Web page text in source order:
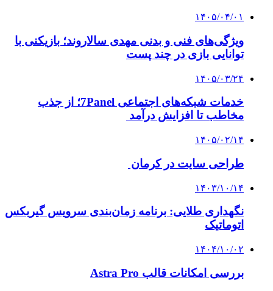
۱۴۰۵/۰۴/۰۱
ویژگی‌های فنی و بدنی مهدی سالاروند؛ بازیکنی با
توانایی بازی در چند پست
۱۴۰۵/۰۳/۲۴
خدمات شبکه‌های اجتماعی 7Panel؛ از جذب
مخاطب تا افزایش درآمد
۱۴۰۵/۰۲/۱۴
طراحی سایت در کرمان
۱۴۰۳/۱۰/۱۴
نگهداری طلایی: برنامه زمان‌بندی سرویس گیربکس
اتوماتیک
۱۴۰۴/۱۰/۰۲
بررسی امکانات قالب Astra Pro